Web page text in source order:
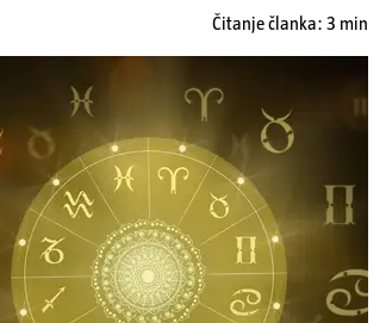
Čitanje članka: 3 min